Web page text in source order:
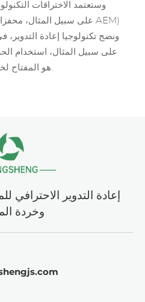
وستعتمد الاختراقات
ونضج تكنولوجيا إعادة
المهدرة SOEC) هو المفتاح لخفض التكاليف.
إعادة التدوير الاحترافي
وخردة